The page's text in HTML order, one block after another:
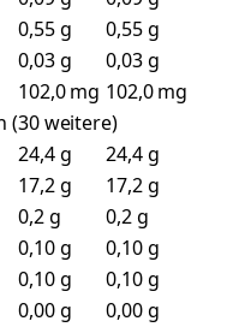
0,55 g
0,55 g
0,03 g
0,03 g
102,0 mg 102,0 mg
(30 weitere)
24,4 g
24,4 g
17,2 g
17,2 g
0,2 g
0,2 g
0,10 g
0,10 g
0,10 g
0,10 g
0,00 g
0,00 g